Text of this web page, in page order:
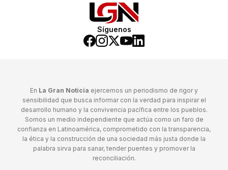
Síguenos
En La Gran Noticia ejercemos un periodismo de rigor y
sensibilidad que busca informar con la verdad para inspirar el
desarrollo humano y la convivencia pacífica entre los pueblos.
Somos un medio independiente que actúa como un faro de
confianza en Latinoamérica, comprometido con la transparencia,
la ética y la construcción de una sociedad más justa donde la
palabra sirva para sanar, tender puentes y promover la
reconciliación.